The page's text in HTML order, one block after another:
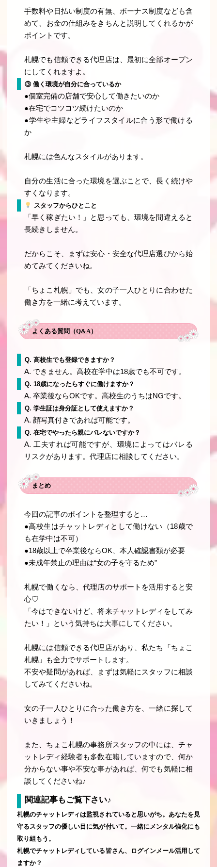
手数料や日払い制度の有無、ボーナス制度なども含
めて、 お金の仕組みをきちんと説明してくれるかが
ポイントです。
札幌でも信頼できる代理店は、最初に全部オープン
にしてくれますよ。
③ 働く環境が自分に合っているか
●個室完備の店舗で安心して働きたいのか
●在宅でコツコツ続けたいのか
●学生や主婦などライフスタイルに合う形で働ける
か
札幌には色んなスタイルがあります。
自分の生活に合った環境 を選ぶことで、長く続けや
すくなります。
スタッフからひとこと
「早く稼ぎたい！」と思っても、環境を間違えると
長続きしません。
だからこそ、まずは安心・安全な代理店選びから始
めてみてくださいね。
「ちょこ札幌」でも、女の子一人ひとりに合わせた
働き方を一緒に考えています。
よくある質問（Q&A）
Q. 高校生でも登録できますか？
A. できません。高校在学中は18歳でも不可です。
Q. 18歳になったらすぐに働けますか？
A. 卒業後ならOKです。高校生のうちはNGです。
Q. 学生証は身分証として使えますか？
A. 顔写真付きであれば可能です。
Q. 在宅でやったら親にバレないですか？
A. 工夫すれば可能ですが、環境によってはバレる
リスクがあります。代理店に相談してください。
まとめ
今回の記事のポイントを整理すると…
●高校生はチャットレディとして働けない
（18歳で
も在学中は不可）
●18歳以上で卒業後ならOK 、本人確認書類が必要
●未成年禁止の理由は“女の子を守るため”
札幌で働くなら、代理店のサポートを活用すると安
心♡
「今はできないけど、将来チャットレディをしてみ
たい！」という気持ちは大事にしてください。
札幌には信頼できる代理店があり、私たち「ちょこ
札幌」も全力でサポートします。
不安や疑問があれば、まずは気軽にスタッフに相談
してみてくださいね。
女の子一人ひとりに合った働き方を、一緒に探して
いきましょう！
また、ちょこ札幌の事務所スタッフの中には、チャ
ットレディ経験者も多数在籍していますので、何か
分からない事や不安な事があれば、何でも気軽に相
談してくださいね♪
関連記事もご覧下さい♪
札幌のチャットレディは監視されていると思いがち。あなたを見
守るスタッフの優しい目に気が付いて。一緒にメンタル強化にも
取り組もう。
札幌でチャットレディしている皆さん、ログインメール活用して
ますか？